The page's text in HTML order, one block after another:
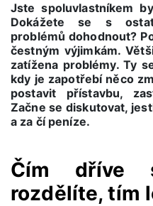
Jste spoluvlastníkem
Dokážete se s
problémů dohodnout?
čestným výjimkám.
zatížena problémy. Ty
kdy je zapotřebí něco
postavit přístavbu,
Začne se diskutovat,
a za čí peníze.
Čím dříve
rozdělíte, tím